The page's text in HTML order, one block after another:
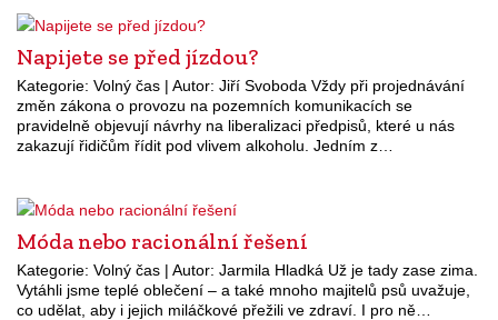
Napijete se před jízdou?
Kategorie: Volný čas | Autor: Jiří Svoboda Vždy při projednávání
změn zákona o provozu na pozemních komunikacích se
pravidelně objevují návrhy na liberalizaci předpisů, které u nás
zakazují řidičům řídit pod vlivem alkoholu. Jedním z…
Móda nebo racionální řešení
Kategorie: Volný čas | Autor: Jarmila Hladká Už je tady zase zima.
Vytáhli jsme teplé oblečení – a také mnoho majitelů psů uvažuje,
co udělat, aby i jejich miláčkové přežili ve zdraví. I pro ně…